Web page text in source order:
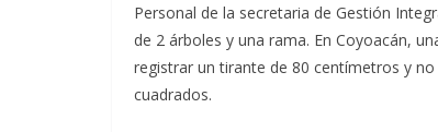
Personal de la secretaria de Gestión
de 2 árboles y una rama. En Coyoacán,
registrar un tirante de 80 centímetros y
cuadrados.